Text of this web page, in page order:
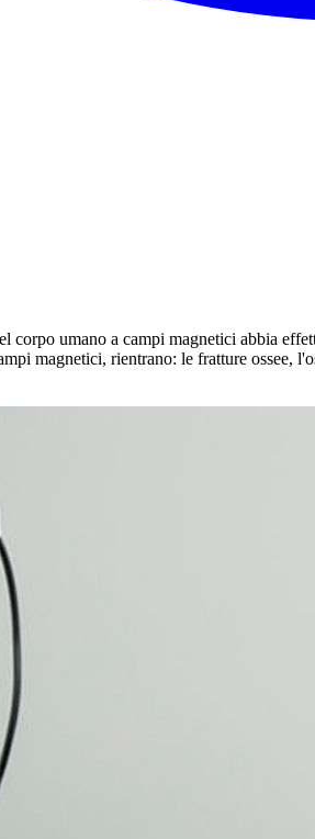
corpo umano a campi magnetici abbia
magnetici, rientrano: le fratture ossee,